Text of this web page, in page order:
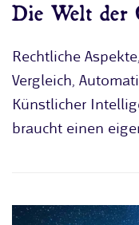
Die Welt der
Rechtliche
Vergleich,
Künstlicher
braucht einen